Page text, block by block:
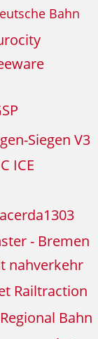
Bahn
Siegen V3
ICE
- Bremen
nahverkehr
Railtraction
Regional Bahn